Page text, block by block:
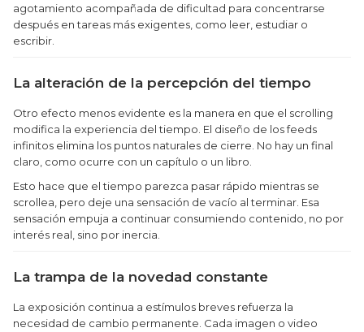
agotamiento acompañada de dificultad para concentrarse
después en tareas más exigentes, como leer, estudiar o
escribir.
La alteración de la percepción del tiempo
Otro efecto menos evidente es la manera en que el scrolling
modifica la experiencia del tiempo. El diseño de los feeds
infinitos elimina los puntos naturales de cierre. No hay un final
claro, como ocurre con un capítulo o un libro.
Esto hace que el tiempo parezca pasar rápido mientras se
scrollea, pero deje una sensación de vacío al terminar. Esa
sensación empuja a continuar consumiendo contenido, no por
interés real, sino por inercia.
La trampa de la novedad constante
La exposición continua a estímulos breves refuerza la
necesidad de cambio permanente. Cada imagen o video